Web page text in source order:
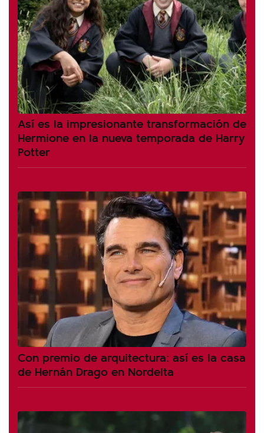
Así es la impresionante transformación de
Hermione en la nueva temporada de Harry
Potter
Con premio de arquitectura: así es la casa
de Hernán Drago en Nordelta